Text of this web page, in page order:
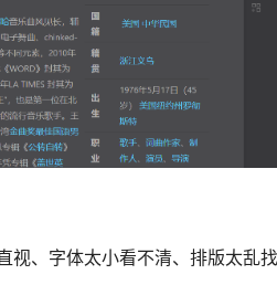
视、字体太小看不清、排版太乱